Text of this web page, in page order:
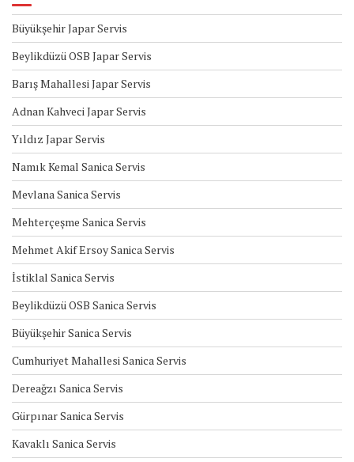
Büyükşehir Japar Servis
Beylikdüzü OSB Japar Servis
Barış Mahallesi Japar Servis
Adnan Kahveci Japar Servis
Yıldız Japar Servis
Namık Kemal Sanica Servis
Mevlana Sanica Servis
Mehterçeşme Sanica Servis
Mehmet Akif Ersoy Sanica Servis
İstiklal Sanica Servis
Beylikdüzü OSB Sanica Servis
Büyükşehir Sanica Servis
Cumhuriyet Mahallesi Sanica Servis
Dereağzı Sanica Servis
Gürpınar Sanica Servis
Kavaklı Sanica Servis